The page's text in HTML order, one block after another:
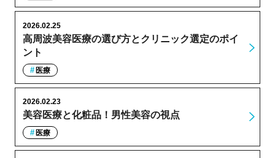
高周波美容医療の選び方とクリニック選定のポイ
ント
2026.02.25
医療
美容医療と化粧品！男性美容の視点
2026.02.23
医療